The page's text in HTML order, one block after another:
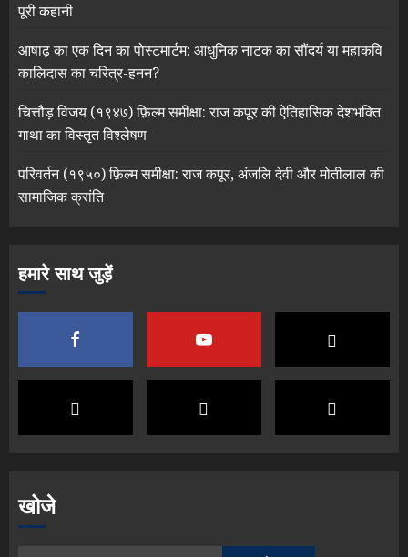
पूरी कहानी
आषाढ़ का एक दिन का पोस्टमार्टम: आधुनिक नाटक का सौंदर्य या महाकवि
कालिदास का चरित्र-हनन?
चित्तौड़ विजय (१९४७) फ़िल्म समीक्षा: राज कपूर की ऐतिहासिक देशभक्ति
गाथा का विस्तृत विश्लेषण
परिवर्तन (१९५०) फ़िल्म समीक्षा: राज कपूर, अंजलि देवी और मोतीलाल की
सामाजिक क्रांति
हमारे साथ जुड़ें
खोजे